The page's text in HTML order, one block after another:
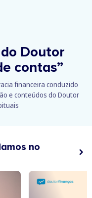
Doutor
contas”
financeira conduzido
e conteúdos do Doutor
no